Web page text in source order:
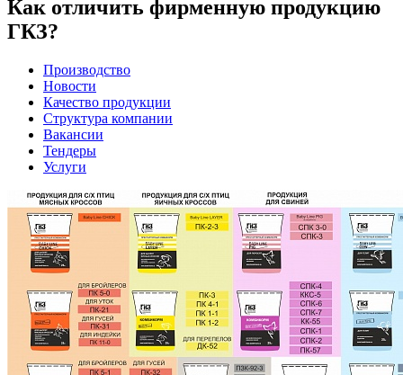
Как отличить фирменную продукцию
ГКЗ?
Производство
Новости
Качество продукции
Структура компании
Вакансии
Тендеры
Услуги